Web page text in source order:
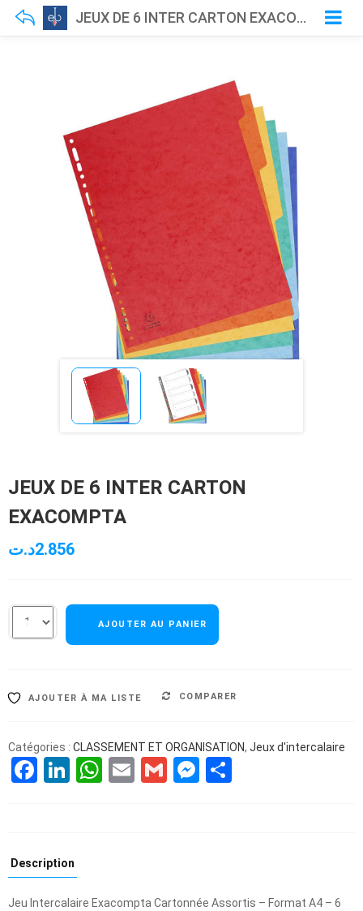
JEUX DE 6 INTER CARTON EXACOMPTA
JEUX DE 6 INTER CARTON
EXACOMPTA
2.856د.ت
AJOUTER AU PANIER
AJOUTER À MA LISTE COMPARER
Catégories : CLASSEMENT ET ORGANISATION, Jeux d'intercalaire
Facebook
LinkedIn
WhatsApp
EmailGmailMessenger
Description
Jeu Intercalaire Exacompta Cartonnée Assortis – Format A4 – 6